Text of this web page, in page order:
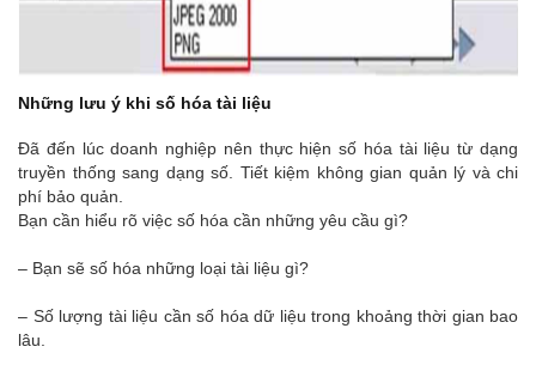
Những lưu ý khi số hóa tài liệu
Đã đến lúc doanh nghiệp nên thực hiện số hóa tài liệu từ dạng
truyền thống sang dạng số. Tiết kiệm không gian quản lý và chi
phí bảo quản.
Bạn cần hiểu rõ việc số hóa cần những yêu cầu gì?
– Bạn sẽ số hóa những loại tài liệu gì?
– Số lượng tài liệu cần số hóa dữ liệu trong khoảng thời gian bao
lâu.